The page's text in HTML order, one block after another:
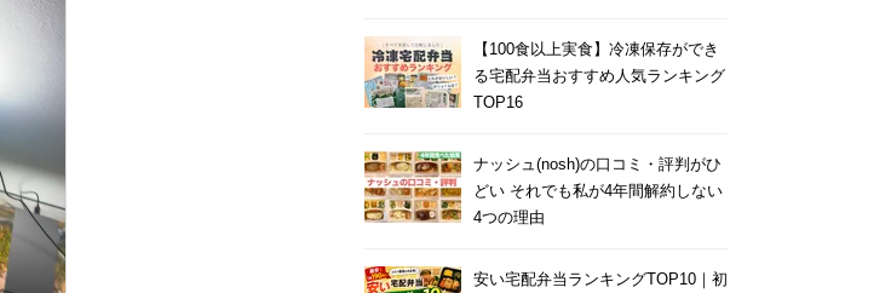
【100食以上実食】冷凍保存ができ
る宅配弁当おすすめ人気ランキング
TOP16
ナッシュ(nosh)の口コミ・評判がひ
どい それでも私が4年間解約しない
4つの理由
安い宅配弁当ランキングTOP10｜初